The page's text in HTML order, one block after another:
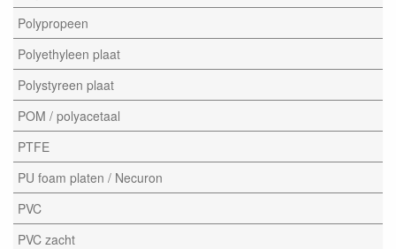
Polypropeen
Polyethyleen plaat
Polystyreen plaat
POM / polyacetaal
PTFE
PU foam platen / Necuron
PVC
PVC zacht